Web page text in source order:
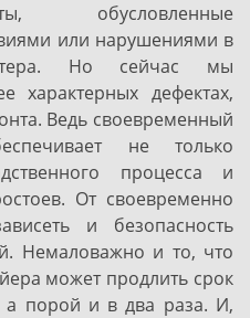
обусловленные
или нарушениями в
Но сейчас мы
характерных дефектах,
Ведь своевременный
не только
процесса и
От своевременно
и безопасность
Немаловажно и то, что
может продлить срок
а порой и в два раза. И,